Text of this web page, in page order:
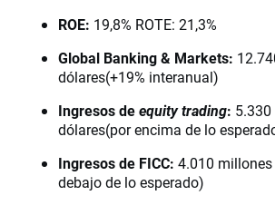
ROE: 19,8% ROTE: 21,3%
Global Banking & Markets:
dólares(+19% interanual)
Ingresos deequity trading:
dólares(por encima de lo
Ingresos de FICC: 4.010
debajo de lo esperado)